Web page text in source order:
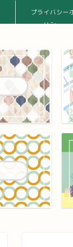
プライバシー
リシー